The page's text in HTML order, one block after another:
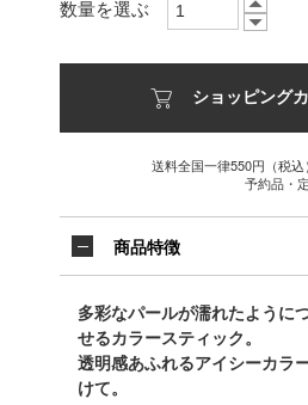
数量を選ぶ
ショッピング
送料全国一律550円（税
予約品・
商品特徴
多彩なパールが濡れたように
せるカラースティック。
透明感あふれるアイシーカラ
けて。